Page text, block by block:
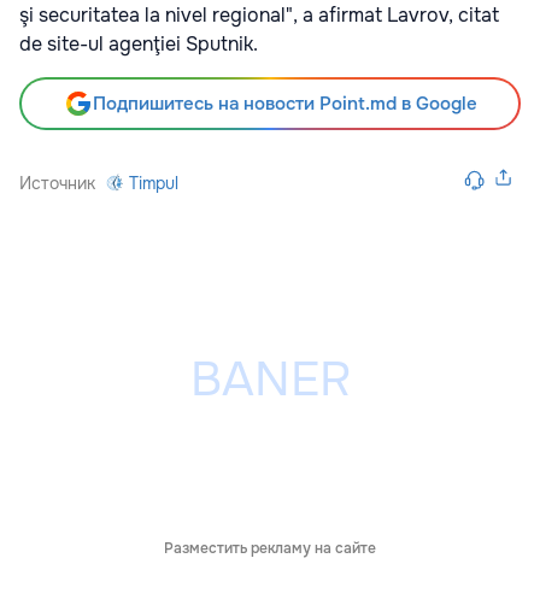
şi securitatea la nivel regional", a afirmat Lavrov, citat
de site-ul agenţiei Sputnik.
Подпишитесь на новости Point.md в Google
Источник Timpul
Разместить рекламу на сайте